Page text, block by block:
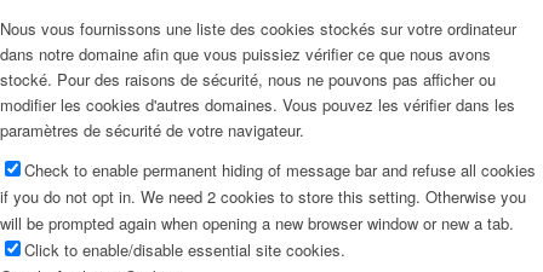
Nous vous fournissons une liste des cookies stockés sur votre ordinateur
dans notre domaine afin que vous puissiez vérifier ce que nous avons
stocké. Pour des raisons de sécurité, nous ne pouvons pas afficher ou
modifier les cookies d'autres domaines. Vous pouvez les vérifier dans les
paramètres de sécurité de votre navigateur.
Check to enable permanent hiding of message bar and refuse all cookies
if you do not opt in. We need 2 cookies to store this setting. Otherwise you
will be prompted again when opening a new browser window or new a tab.
Click to enable/disable essential site cookies.